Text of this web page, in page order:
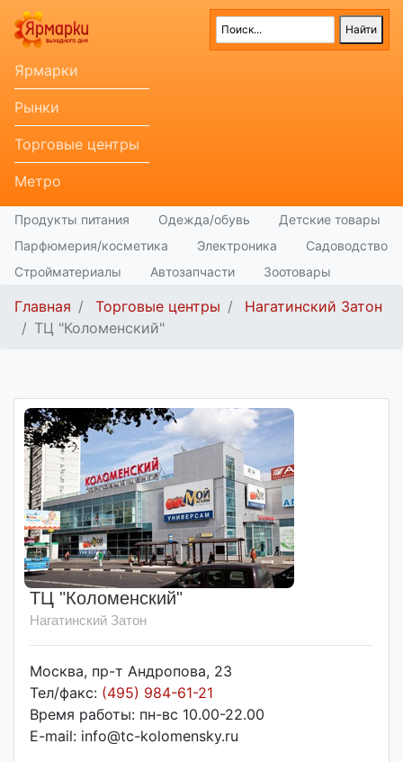
Ярмарки
Рынки
Торговые центры
Метро
Продукты питания Одежда/обувь
Детские товары
Парфюмерия/косметика
Электроника
Садоводство
Стройматериалы
Автозапчасти Зоотовары
Главная Торговые центры
Нагатинский Затон
ТЦ "Коломенский"
ТЦ "Коломенский"
Нагатинский Затон
Москва, пр-т Андропова, 23
Тел/факс: (495) 984-61-21
Время работы: пн-вс 10.00-22.00
E-mail: info@tc-kolomensky.ru